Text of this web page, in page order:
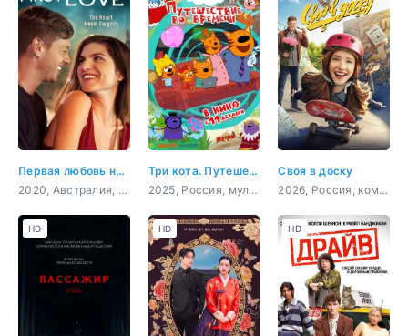
Первая любовь навсегда
2020, Австралия, Филиппины, драма, мелодрама
Три кота. Путешествие во времени
2025, Россия, мультфильм, детский
Своя в доску
2026, Россия, комедия
HD HD HD